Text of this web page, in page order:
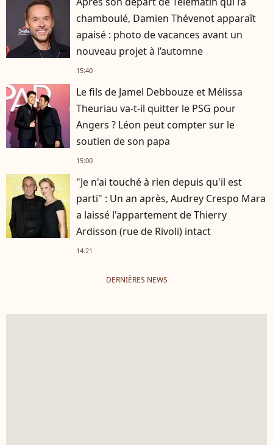
chamboulé, Damien Thévenot apparaît
apaisé : photo de vacances avant un
nouveau projet à l’automne
15:40
Le fils de Jamel Debbouze et Mélissa
Theuriau va-t-il quitter le PSG pour
Angers ? Léon peut compter sur le
soutien de son papa
15:00
"Je n'ai touché à rien depuis qu'il est
parti" : Un an après, Audrey Crespo Mara
a laissé l'appartement de Thierry
Ardisson (rue de Rivoli) intact
14:21
DERNIÈRES NEWS